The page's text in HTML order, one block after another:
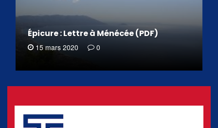
Épicure : Lettre à Ménécée (PDF)
15 mars 2020 0